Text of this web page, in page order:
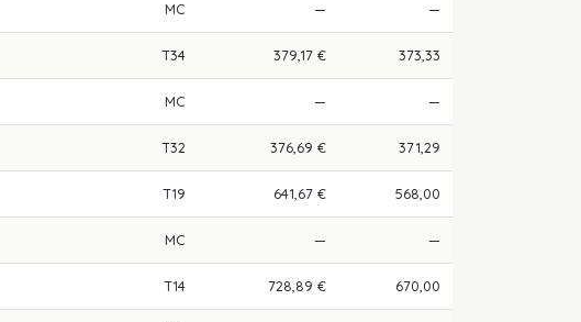
MC — —
T34 379,17 € 373,33
MC — —
T32 376,69 € 371,29
T19 641,67 € 568,00
MC — —
T14 728,89 € 670,00